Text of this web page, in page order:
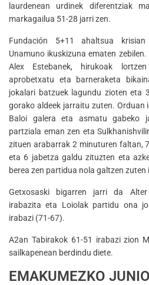
laurdenean urdinek diferentziak
markagailua 51-28 jarri zen.
Fundación 5+11 ahaltsua
Unamuno ikuskizuna ematen
Alex Estebanek, hirukoak
aprobetxatu eta barneraketa
jokalari batzuek lagundu zioten eta
gorako aldeek jarraitu zuten. Orduan
Baloi galera eta asmatu gabeko
partziala eman zen eta
zituen arabarrak 2 minuturen faltan,
eta 6 jabetza galdu zituzten eta
berea zen partidua nola galtzen zuten
Getxosaski bigarren jarri da
irabazita eta Loiolak partidu ona
irabazi (71-67).
A2an Tabirakok 61-51 irabazi zion
sailkapenean berdindu diete.
EMAKUMEZKO